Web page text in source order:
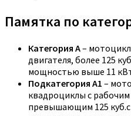
Памятка по
Категория A–
двигателя, более 125
мощностью выше 11
Подкатегория A1 –
квадроциклы с
превышающим 125